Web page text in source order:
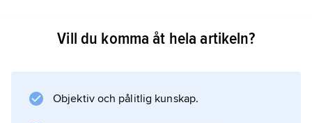
Vill du komma åt hela artikeln?
Objektiv och pålitlig kunskap.